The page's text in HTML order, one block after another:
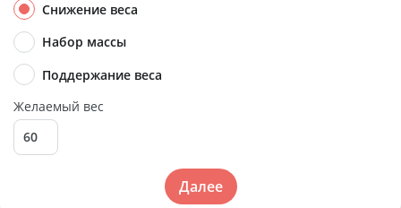
Снижение веса
Набор массы
Поддержание веса
Желаемый вес
Далее